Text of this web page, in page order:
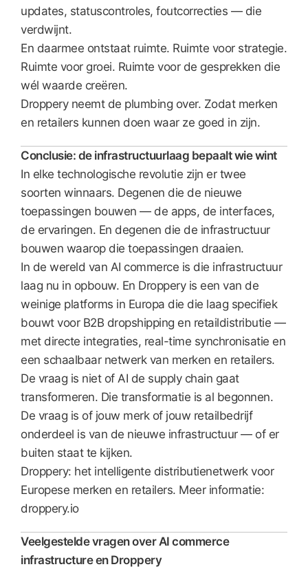
updates, statuscontroles, foutcorrecties — die
verdwijnt.
En daarmee ontstaat ruimte. Ruimte voor strategie.
Ruimte voor groei. Ruimte voor de gesprekken die
wél waarde creëren.
Droppery neemt de plumbing over. Zodat merken
en retailers kunnen doen waar ze goed in zijn.
Conclusie: de infrastructuurlaag bepaalt wie wint
In elke technologische revolutie zijn er twee
soorten winnaars. Degenen die de nieuwe
toepassingen bouwen — de apps, de interfaces,
de ervaringen. En degenen die de infrastructuur
bouwen waarop die toepassingen draaien.
In de wereld van AI commerce is die infrastructuur
laag nu in opbouw. En Droppery is een van de
weinige platforms in Europa die die laag specifiek
bouwt voor B2B dropshipping en retaildistributie —
met directe integraties, real-time synchronisatie en
een schaalbaar netwerk van merken en retailers.
De vraag is niet of AI de supply chain gaat
transformeren. Die transformatie is al begonnen.
De vraag is of jouw merk of jouw retailbedrijf
onderdeel is van de nieuwe infrastructuur — of er
buiten staat te kijken.
Droppery: het intelligente distributienetwerk voor
Europese merken en retailers. Meer informatie:
droppery.io
Veelgestelde vragen over AI commerce
infrastructure en Droppery